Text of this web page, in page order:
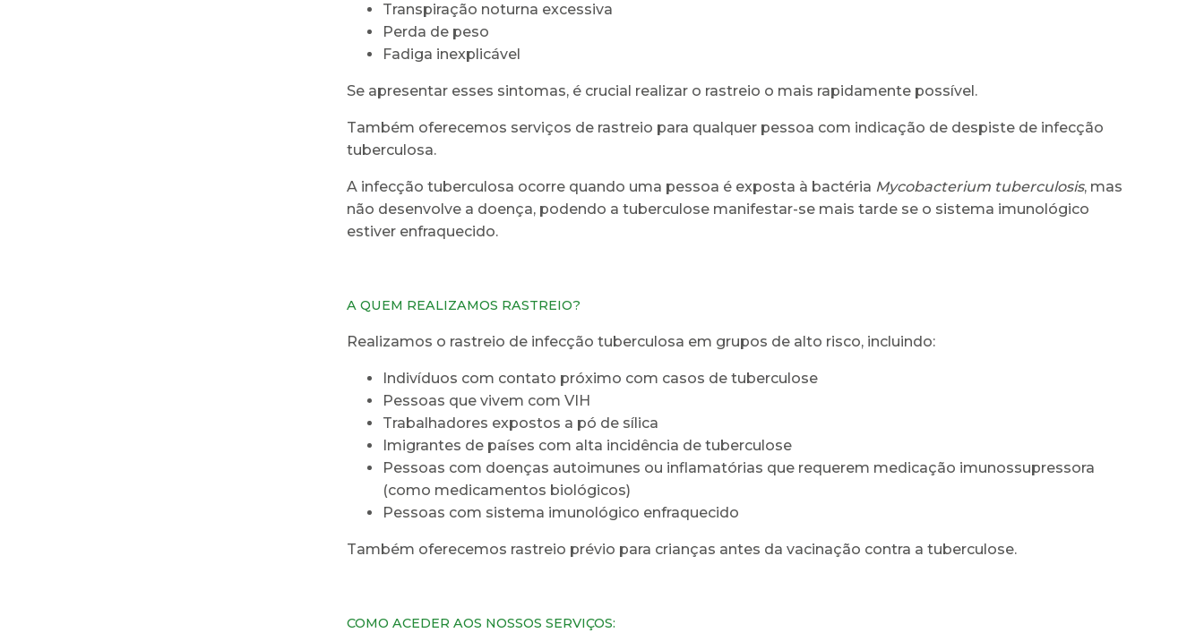
Transpiração noturna excessiva
Perda de peso
Fadiga inexplicável
Se apresentar esses sintomas, é crucial realizar o rastreio o mais rapidamente possível.
Também oferecemos serviços de rastreio para qualquer pessoa com indicação de despiste de infecção
tuberculosa.
A infecção tuberculosa ocorre quando uma pessoa é exposta à bactéria Mycobacterium tuberculosis, mas
não desenvolve a doença, podendo a tuberculose manifestar-se mais tarde se o sistema imunológico
estiver enfraquecido.
A QUEM REALIZAMOS RASTREIO?
Realizamos o rastreio de infecção tuberculosa em grupos de alto risco, incluindo:
Indivíduos com contato próximo com casos de tuberculose
Pessoas que vivem com VIH
Trabalhadores expostos a pó de sílica
Imigrantes de países com alta incidência de tuberculose
Pessoas com doenças autoimunes ou inflamatórias que requerem medicação imunossupressora
(como medicamentos biológicos)
Pessoas com sistema imunológico enfraquecido
Também oferecemos rastreio prévio para crianças antes da vacinação contra a tuberculose.
COMO ACEDER AOS NOSSOS SERVIÇOS: